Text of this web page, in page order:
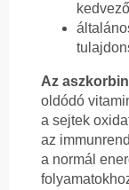
Az
oldódó
a sejtek
az
a normál